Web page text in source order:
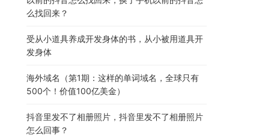
么找回来？
受从小道具养成开发身体的书，从小被用道具开
发身体
海外域名（第1期：这样的单词域名，全球只有
500个！价值100亿美金）
抖音里发不了相册照片，抖音里发不了相册照片
怎么回事？